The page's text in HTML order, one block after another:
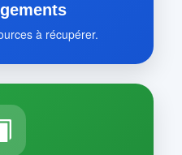
à récupérer.